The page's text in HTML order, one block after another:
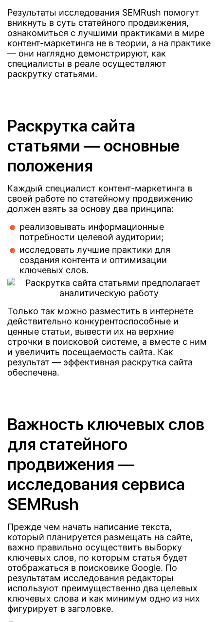
Результаты исследования SEMRush помогут
вникнуть в суть статейного продвижения,
ознакомиться с лучшими практиками в мире
контент-маркетинга не в теории, а на практике
— они наглядно демонстрируют, как
специалисты в реале осуществляют
раскрутку статьями.
Раскрутка сайта
статьями — основные
положения
Каждый специалист контент-маркетинга в
своей работе по статейному продвижению
должен взять за основу два принципа:
реализовывать информационные
потребности целевой аудитории;
исследовать лучшие практики для
создания контента и оптимизации
ключевых слов.
Только так можно разместить в интернете
действительно конкурентоспособные и
ценные статьи, вывести их на верхние
строчки в поисковой системе, а вместе с ним
и увеличить посещаемость сайта. Как
результат — эффективная раскрутка сайта
обеспечена.
Важность ключевых слов
для статейного
продвижения —
исследования сервиса
SEMRush
Прежде чем начать написание текста,
который планируется размещать на сайте,
важно правильно осуществить выборку
ключевых слов, по которым статья будет
отображаться в поисковике Google. По
результатам исследования редакторы
используют преимущественно два целевых
ключевых слова и как минимум одно из них
фигурирует в заголовке.